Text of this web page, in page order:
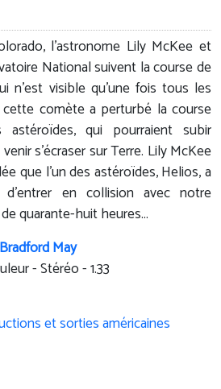
l'astronome Lily McKee et
National suivent la course de
n'est visible qu'une fois tous les
comète a perturbé la course
qui pourraient subir
s'écraser sur Terre. Lily McKee
que l'un des astéroïdes, Helios, a
d'entrer en collision avec notre
quarante-huit heures...
Bradford May
- Stéréo - 1.33